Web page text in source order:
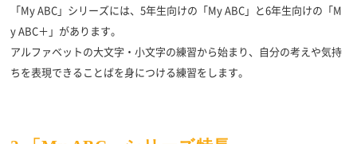
「My ABC」シリーズには、5年生向けの「My ABC」と6年生向けの「M
y ABC＋」があります。
アルファベットの大文字・小文字の練習から始まり、自分の考えや気持
ちを表現できることばを身につける練習をします。